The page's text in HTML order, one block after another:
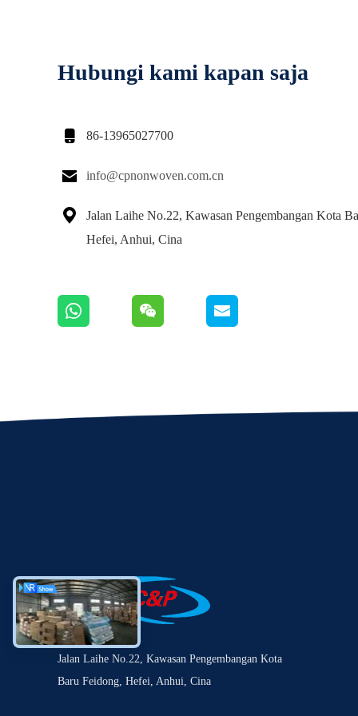
Hubungi kami kapan saja
 86-13965027700
 info@cpnonwoven.com.cn

Jalan Laihe No.22, Kawasan Pengembangan Kota
Hefei, Anhui, Cina
Jalan Laihe No.22, Kawasan Pengembangan Kota
Baru Feidong, Hefei, Anhui, Cina